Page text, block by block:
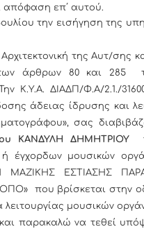
απόφαση επ΄ αυτού.
την εισήγηση της
της Αυτ/σης
άρθρων 80 και 285
Κ.Υ.Α. ΔΙΑΔΠ/Φ.Α/2.1./
άδειας ίδρυσης και
σας
ΚΑΝΔΥΛΗ ΔΗΜΗΤΡΙΟΥ
έγχορδων μουσικών
ΜΑΖΙΚΗΣ ΕΣΤΙΑΣΗΣ
που βρίσκεται στην
μουσικών
παρακαλώ να τεθεί